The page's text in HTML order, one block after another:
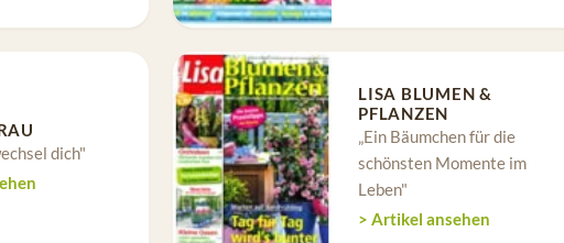
dich"
LISA BLUMEN &
PFLANZEN
„Ein Bäumchen für die
schönsten Momente im
Leben"
> Artikel ansehen